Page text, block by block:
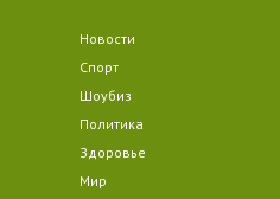
Новости
Спорт
Шоубиз
Политика
Здоровье
Мир